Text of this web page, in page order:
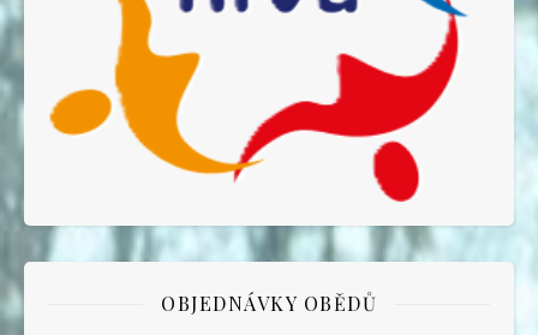
OBJEDNÁVKY OBĚDŮ